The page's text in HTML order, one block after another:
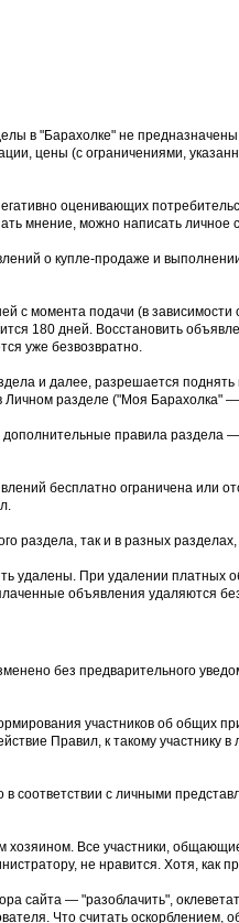
в "Барахолке" не
цены (с ограничениями,
оценивающих
мнение, можно написать
о купле-продаже и
с момента подачи (в
180 дней. Восстановить
уже безвозвратно.
и далее, разрешается
разделе ("Моя Барахолка"
дополнительные правила
бесплатно ограничена или
раздела, так и в разных разделах,
удалены. При удалении платных
объявления удаляются без
без предварительного
участников об общих
Правил, к такому участнику
соответствии с личными
Все участники,
не нравится. Хотя, как
сайта — "разоблачить",
Что считать оскорблением,